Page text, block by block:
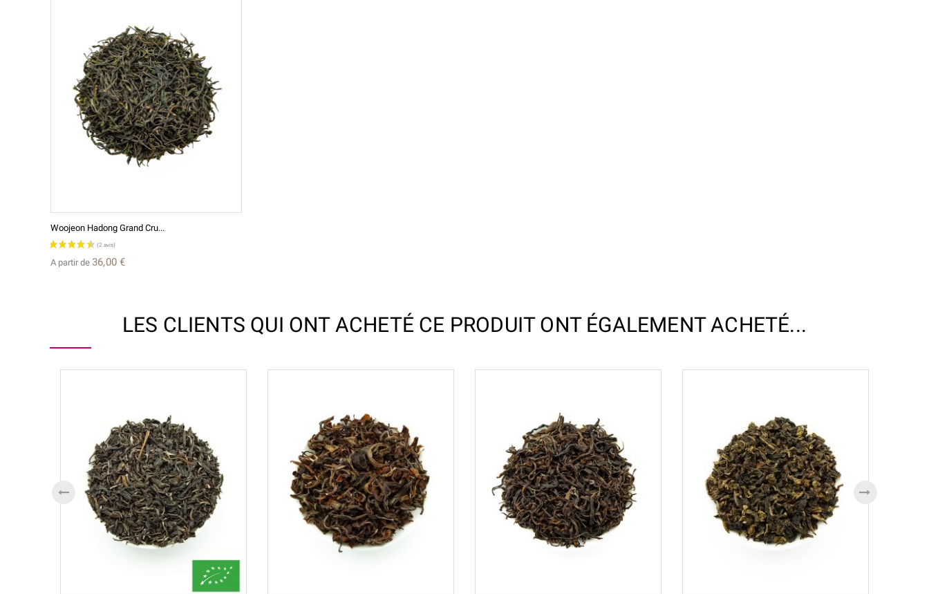
Woojeon Hadong Grand Cru...
A partir de 36,00 €
LES CLIENTS QUI ONT ACHETÉ CE PRODUIT ONT ÉGALEMENT ACHETÉ...